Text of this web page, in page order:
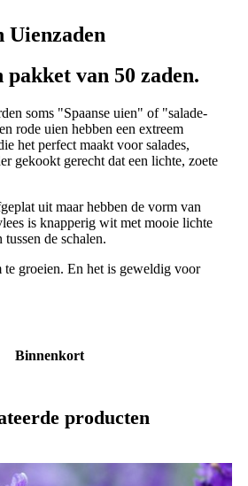
Uienzaden
van 50 zaden.
soms "Spaanse uien" of "salade-
rode uien hebben een extreem
het perfect maakt voor salades,
gekookt gerecht dat een lichte, zoete
uit maar hebben de vorm van
is knapperig wit met mooie lichte
de schalen.
groeien. En het is geweldig voor
Binnenkort
producten